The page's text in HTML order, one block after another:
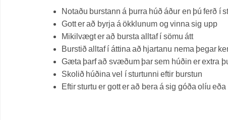
Notaðu burstann á þurra húð áður en þú ferð í
Gott er að byrja á ökklunum og vinna sig upp
Mikilvægt er að bursta alltaf í sömu átt
Burstið alltaf í áttina að hjartanu nema þegar
Gæta þarf að svæðum þar sem húðin er extra
Skolið húðina vel í sturtunni eftir burstun
Eftir sturtu er gott er að bera á sig góða olíu